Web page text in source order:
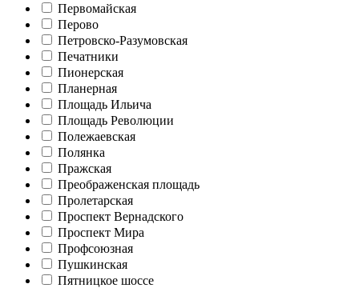
Первомайская
Перово
Петровско-Разумовская
Печатники
Пионерская
Планерная
Площадь Ильича
Площадь Революции
Полежаевская
Полянка
Пражская
Преображенская площадь
Пролетарская
Проспект Вернадского
Проспект Мира
Профсоюзная
Пушкинская
Пятницкое шоссе